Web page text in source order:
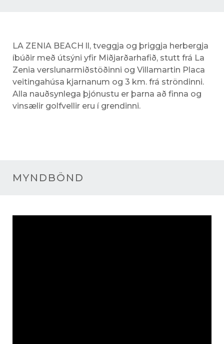
LA ZENIA BEACH ll, tveggja og þriggja herbergja
íbúðir með útsýni yfir Miðjarðarhafið, stutt frá La
Zenia verslunarmiðstöðinni og Villamartin Placa
veitingahúsa kjarnanum og 3 km. frá ströndinni.
Alla nauðsynlega þjónustu er þarna að finna og
vinsælir golfvellir eru í grendinni.
MYNDBÖND